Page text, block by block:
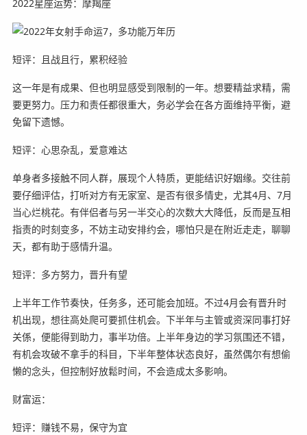
2022星座运势：摩羯座
短评：且战且行，累积经验
这一年是有成果、但也明显感受到限制的一年。想要精益求精，需
要更努力。压力和责任都很重大，务必学会在各方面维持平衡，避
免留下遗憾。
短评：心思杂乱，爱意难达
单身者多接触不同人群，展现个人特质，更能结识好姻缘。交往前
要仔细评估，打听对方有无家室、是否有很多情史，尤其4月、7月
当心烂桃花。有伴侣者与另一半交心的次数大大降低，反而是互相
指责的时刻变多，不妨主动安排约会，哪怕只是在附近走走，聊聊
天，都有助于感情升温。
短评：多方努力，晋升有望
上半年工作节奏快，任务多，还可能会加班。不过4月会有晋升时
机出现，想往高处爬可要抓住机会。下半年与主管或资深同事打好
关係，便能得到助力，事半功倍。上半年身边的学习氛围还不错，
有机会攻破不拿手的科目，下半年整体状态良好，虽然偶尔有想偷
懒的念头，但控制好放鬆时间，不会造成太多影响。
财富运：
短评：赚钱不易，保守为宜